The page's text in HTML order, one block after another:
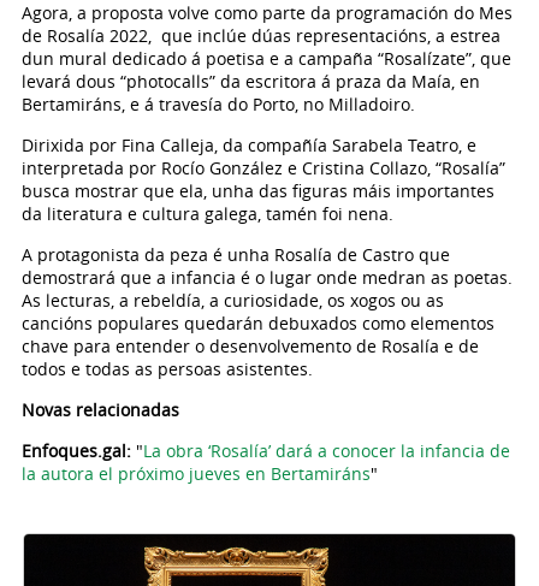
Agora, a proposta volve como parte da programación do Mes
de Rosalía 2022, que inclúe dúas representacións, a estrea
dun mural dedicado á poetisa e a campaña “Rosalízate”, que
levará dous “photocalls” da escritora á praza da Maía, en
Bertamiráns, e á travesía do Porto, no Milladoiro.
Dirixida por Fina Calleja, da compañía Sarabela Teatro, e
interpretada por Rocío González e Cristina Collazo, “Rosalía”
busca mostrar que ela, unha das figuras máis importantes
da literatura e cultura galega, tamén foi nena.
A protagonista da peza é unha Rosalía de Castro que
demostrará que a infancia é o lugar onde medran as poetas.
As lecturas, a rebeldía, a curiosidade, os xogos ou as
cancións populares quedarán debuxados como elementos
chave para entender o desenvolvemento de Rosalía e de
todos e todas as persoas asistentes.
Novas relacionadas
Enfoques.gal:"La obra ‘Rosalía’ dará a conocer la infancia de
la autora el próximo jueves en Bertamiráns"